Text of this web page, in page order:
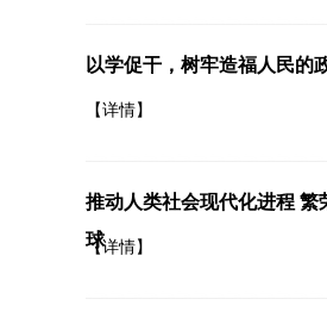
以学促干，树牢造福人民
【详情】
推动人类社会现代化进程
球
【详情】